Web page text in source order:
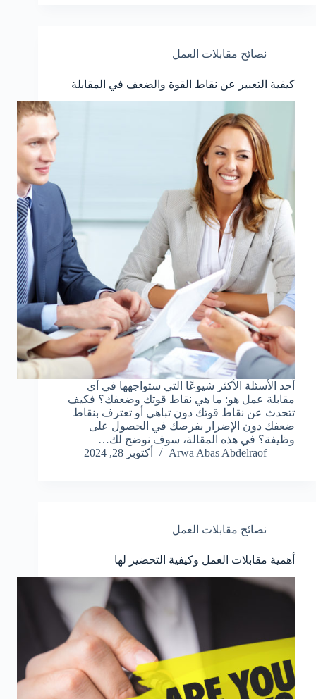
نصائح مقابلات العمل
كيفية التعبير عن نقاط القوة والضعف في المقابلة
أحد الأسئلة الأكثر شيوعًا التي ستواجهها في أي
مقابلة عمل هو: ما هي نقاط قوتك وضعفك؟ فكيف
تتحدث عن نقاط قوتك دون تباهي أو تعترف بنقاط
ضعفك دون الإضرار بفرصك في الحصول على
وظيفة؟ في هذه المقالة، سوف نوضح لك…
Arwa Abas Abdelraof
أكتوبر 28, 2024
نصائح مقابلات العمل
أهمية مقابلات العمل وكيفية التحضير لها